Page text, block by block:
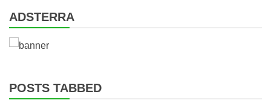
ADSTERRA
POSTS TABBED